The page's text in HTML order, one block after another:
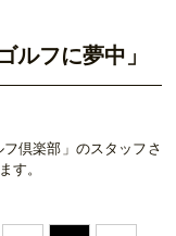
ルフに夢中」
倶楽部」のスタッフさ
す。